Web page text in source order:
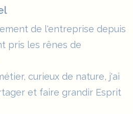
de l'entreprise depuis
pris les rênes de
curieux de nature, j'ai
et faire grandir Esprit